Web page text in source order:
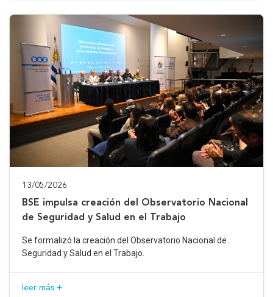
13/05/2026
BSE impulsa creación del Observatorio Nacional
de Seguridad y Salud en el Trabajo
Se formalizó la creación del Observatorio Nacional de
Seguridad y Salud en el Trabajo.
leer más +